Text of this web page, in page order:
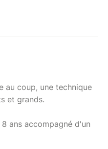
au coup, une technique
et grands.
ans accompagné d'un